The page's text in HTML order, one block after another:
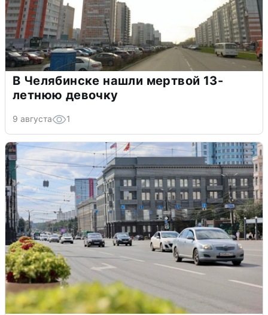
В Челябинске нашли мертвой 13-
летнюю девочку
9 августа 1